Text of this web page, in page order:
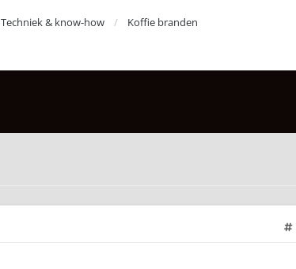
Techniek & know-how Koffie branden